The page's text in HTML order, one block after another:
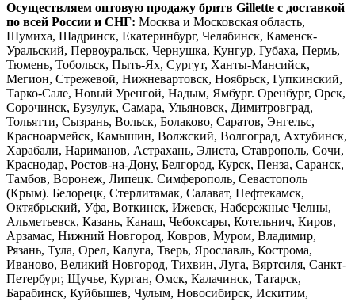
Осуществляем оптовую продажу бритв Gillette с доставкой
по всей России и СНГ: Москва и Московская область,
Шумиха, Шадринск, Екатеринбург, Челябинск, Каменск-
Уральский, Первоуральск, Чернушка, Кунгур, Губаха, Пермь,
Тюмень, Тобольск, Пыть-Ях, Сургут, Ханты-Мансийск,
Мегион, Стрежевой, Нижневартовск, Ноябрьск, Гупкинский,
Тарко-Сале, Новый Уренгой, Надым, Ямбург. Оренбург, Орск,
Сорочинск, Бузулук, Самара, Ульяновск, Димитровград,
Тольятти, Сызрань, Вольск, Болаково, Саратов, Энгельс,
Красноармейск, Камышин, Волжский, Волгоград, Ахтубинск,
Харабали, Нариманов, Астрахань, Элиста, Ставрополь, Сочи,
Краснодар, Ростов-на-Дону, Белгород, Курск, Пенза, Саранск,
Тамбов, Воронеж, Липецк. Симферополь, Севастополь
(Крым). Белорецк, Стерлитамак, Салават, Нефтекамск,
Октябрьский, Уфа, Воткинск, Ижевск, Набережные Челны,
Альметьевск, Казань, Канаш, Чебоксары, Котельнич, Киров,
Арзамас, Нижний Новгород, Ковров, Муром, Владимир,
Рязань, Тула, Орел, Калуга, Тверь, Ярославль, Кострома,
Иваново, Великий Новгород, Тихвин, Луга, Вяртсиля, Санкт-
Петербург, Щучье, Курган, Омск, Калачинск, Татарск,
Барабинск, Куйбышев, Чулым, Новосибирск, Искитим,